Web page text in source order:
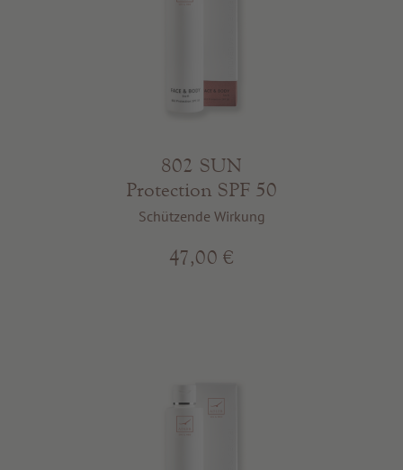
802 SUN
Protection SPF 50
Schützende Wirkung
47,00 €